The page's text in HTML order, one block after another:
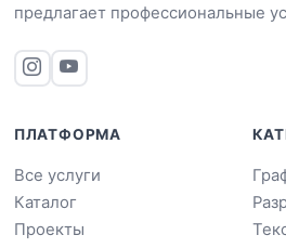
предлагает профессиональные
ПЛАТФОРМА
Все услуги
Каталог
Проекты